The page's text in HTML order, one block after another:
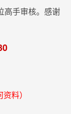
高手审核。感谢
料）